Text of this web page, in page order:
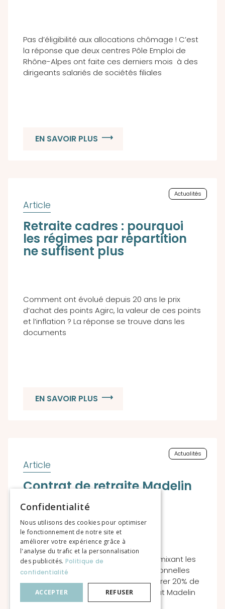
Pas d’éligibilité aux allocations chômage ! C’est
la réponse que deux centres Pôle Emploi de
Rhône-Alpes ont faite ces derniers mois à des
dirigeants salariés de sociétés filiales
EN SAVOIR PLUS
Actualités
Retraite cadres : pourquoi
les régimes par répartition
ne suffisent plus
Comment ont évolué depuis 20 ans le prix
d’achat des points Agirc, la valeur de ces points
et l’inflation ? La réponse se trouve dans les
documents
EN SAVOIR PLUS
Actualités
Contrat de retraite Madelin
capital, c’est possible
Peu de professionnels le savent : en mixant les
enveloppes professionnelles et personnelles
retraite Madelin, vous pouvez récupérer 20% de
l’épargne constituée sur votre contrat Madelin
ou
Confidentialité
Nous utilisons des cookies pour optimiser
le fonctionnement de notre site et
améliorer votre expérience grâce à
l'analyse du trafic et la personnalisation
des publicités. Politique de
confidentialité
ACCEPTER REFUSER